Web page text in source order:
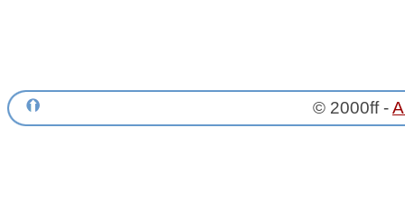
© 2000ff -